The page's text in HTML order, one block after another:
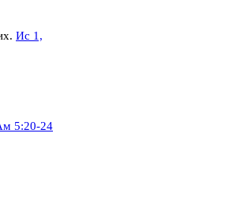
Ис 1,
5:20-24